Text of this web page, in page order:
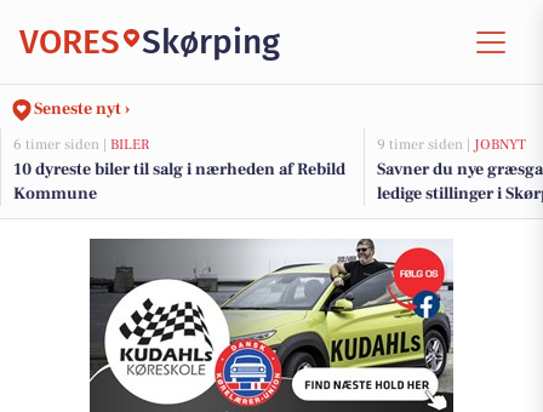
VORES Skørping
Seneste nyt ›
6 timer siden | BILER
10 dyreste biler til salg i nærheden af Rebild
Kommune
9 timer siden | JOBNYT
Savner du nye
ledige stillinger i